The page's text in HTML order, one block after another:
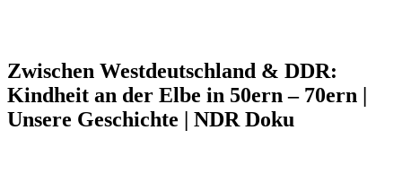
Zwischen Westdeutschland & DDR:
Kindheit an der Elbe in 50ern – 70ern |
Unsere Geschichte | NDR Doku